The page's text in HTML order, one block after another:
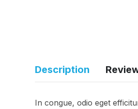
Description
In congue, odio eget